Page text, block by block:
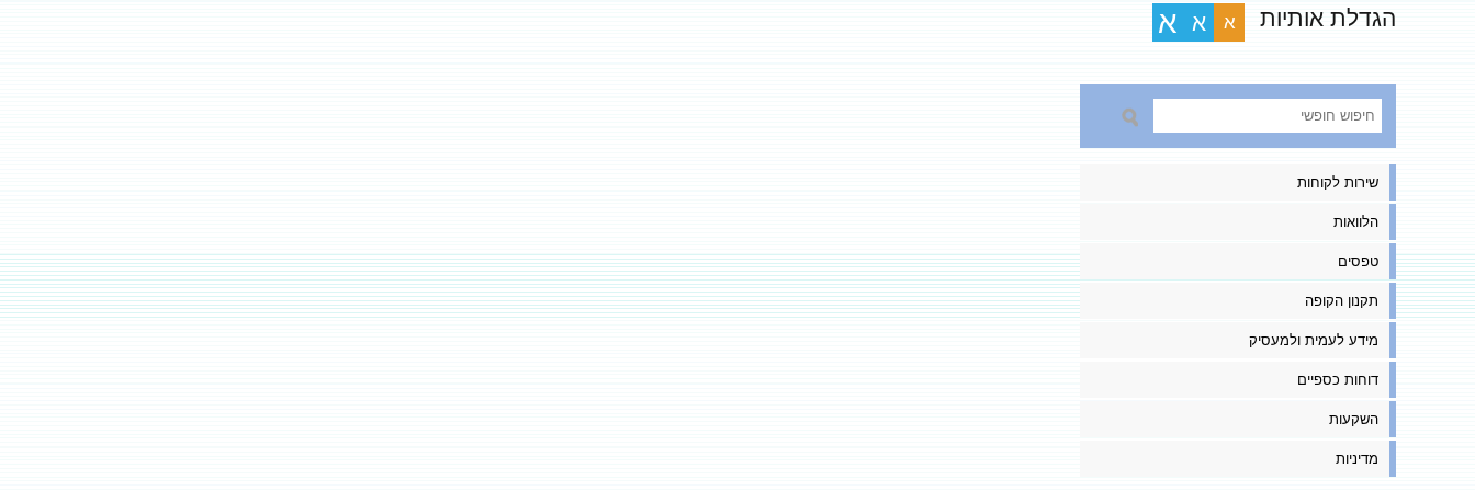
הגדלת אותיות א א א
שירות לקוחות
הלוואות
טפסים
תקנון הקופה
מידע לעמית ולמעסיק
דוחות כספיים
השקעות
מדיניות